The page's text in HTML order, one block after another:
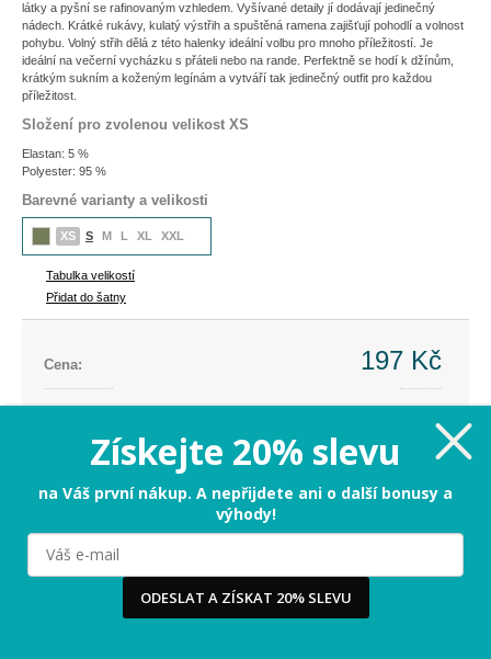
látky a pyšní se rafinovaným vzhledem. Vyšívané detaily jí dodávají jedinečný
nádech. Krátké rukávy, kulatý výstřih a spuštěná ramena zajišťují pohodlí a volnost
pohybu. Volný střih dělá z této halenky ideální volbu pro mnoho příležitostí. Je
ideální na večerní vycházku s přáteli nebo na rande. Perfektně se hodí k džínům,
krátkým sukním a koženým legínám a vytváří tak jedinečný outfit pro každou
příležitost.
Složení pro zvolenou velikost XS
Elastan: 5 %
Polyester: 95 %
Barevné varianty a velikosti
XS S M L XL XXL
Tabulka velikostí
Přidat do šatny
Cena: 197 Kč
-257 Kč (-57%)
PŘIDAT DO KOŠÍKU
Tabulka velikostí
Milujeme cookies!
Používáme cookies, abychom vám nabídli ten nejlepší
zážitek na našem webu a obsah, který vás opravdu
Získejte 20% slevu
na Váš první nákup. A nepřijdete ani o další bonusy a
výhody!
ODESLAT A ZÍSKAT 20% SLEVU